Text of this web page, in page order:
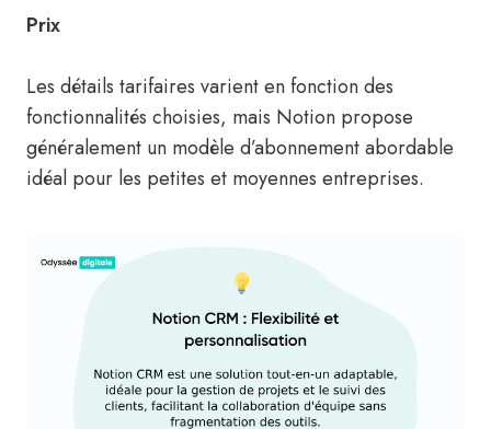
Prix
Les détails tarifaires varient en fonction des
fonctionnalités choisies, mais Notion propose
généralement un modèle d’abonnement abordable
idéal pour les petites et moyennes entreprises.